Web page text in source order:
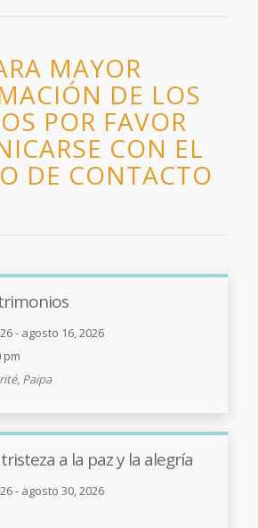
MAYOR
DE LOS
POR FAVOR
CON EL
DE CONTACTO
- agosto 16, 2026
pm
Paipa
a la paz y la alegría
- agosto 30, 2026